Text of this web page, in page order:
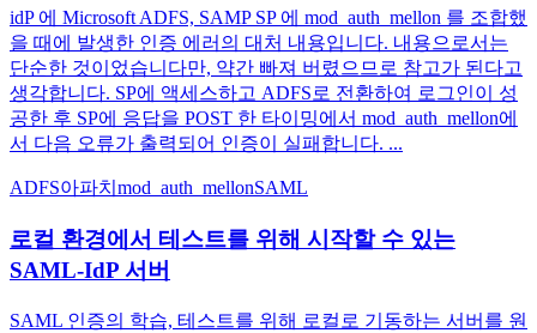
idP 에 Microsoft ADFS, SAMP SP 에 mod_auth_mellon 를 조합했
을 때에 발생한 인증 에러의 대처 내용입니다. 내용으로서는
단순한 것이었습니다만, 약간 빠져 버렸으므로 참고가 된다고
생각합니다. SP에 액세스하고 ADFS로 전환하여 로그인이 성
공한 후 SP에 응답을 POST 한 타이밍에서 mod_auth_mellon에
서 다음 오류가 출력되어 인증이 실패합니다. ...
ADFS아파치 mod_auth_mellonSAML
로컬 환경에서 테스트를 위해 시작할 수 있는
SAML-IdP 서버
SAML 인증의 학습, 테스트를 위해 로컬로 기동하는 서버를 원